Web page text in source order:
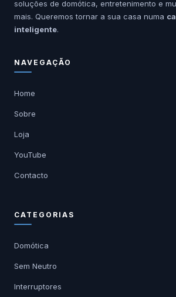
soluções de domótica, entretenimento e
mais. Queremos tornar a sua casa numa
inteligente.
NAVEGAÇÃO
Home
Sobre
Loja
YouTube
Contacto
CATEGORIAS
Domótica
Sem Neutro
Interruptores